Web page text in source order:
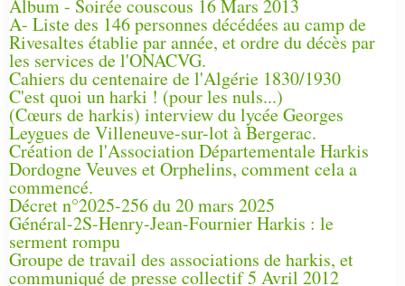
Album - Soirée couscous 16 Mars 2013
A- Liste des 146 personnes décédées au camp de
Rivesaltes établie par année, et ordre du décès par
les services de l'ONACVG.
Cahiers du centenaire de l'Algérie 1830/1930
C'est quoi un harki ! (pour les nuls...)
(Cœurs de harkis) interview du lycée Georges
Leygues de Villeneuve-sur-lot à Bergerac.
Création de l'Association Départementale Harkis
Dordogne Veuves et Orphelins, comment cela a
commencé.
Décret n°2025-256 du 20 mars 2025
Général-2S-Henry-Jean-Fournier Harkis : le
serment rompu
Groupe de travail des associations de harkis, et
communiqué de presse collectif 5 Avril 2012